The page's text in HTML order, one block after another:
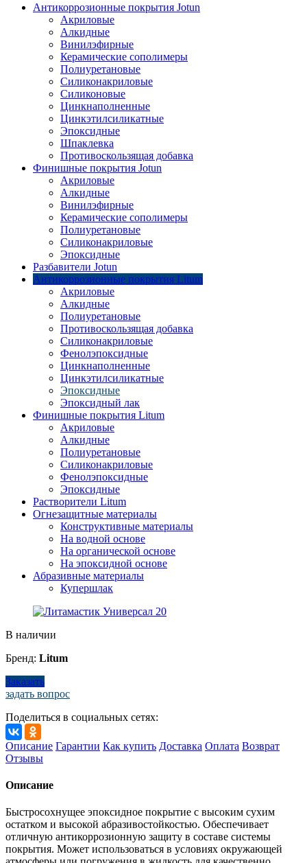
Антикоррозионные покрытия Jotun
Акриловые
Алкидные
Винилэфирные
Керамические сополимеры
Полиуретановые
Силиконакриловые
Силиконовые
Цинкнаполненные
Цинкэтилсиликатные
Эпоксидные
Шпаклевка
Противоскользящая добавка
Финишные покрытия Jotun
Акриловые
Алкидные
Винилэфирные
Керамические сополимеры
Полиуретановые
Силиконакриловые
Эпоксидные
Разбавители Jotun
Антикоррозионные покрытия Litum
Акриловые
Алкидные
Полиуретановые
Противоскользящая добавка
Силиконакриловые
Фенолэпоксидные
Цинкнаполненные
Цинкэтилсиликатные
Эпоксидные
Эпоксидный лак
Финишные покрытия Litum
Акриловые
Алкидные
Полиуретановые
Силиконакриловые
Фенолэпоксидные
Эпоксидные
Растворители Litum
Огнезащитные материалы
Конструктивные материалы
На водной основе
На органической основе
На эпоксидной основе
Абразивные материалы
Купершлак
В наличии
Бренд: Litum
Заказать
задать вопрос
Поделиться в социальных сетях:
Описание Гарантии Как купить Доставка Оплата Возврат
Отзывы
Описание
Быстросохнущее эпоксидное покрытие с высоким сухим
остатком и высокой абразивостойкостью. Обеспечивает
отличную антикоррозионную защиту в составе системы
покрытия. Может использоваться в условиях окружающей